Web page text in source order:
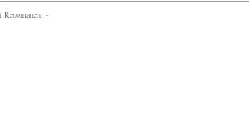
Recomanem -